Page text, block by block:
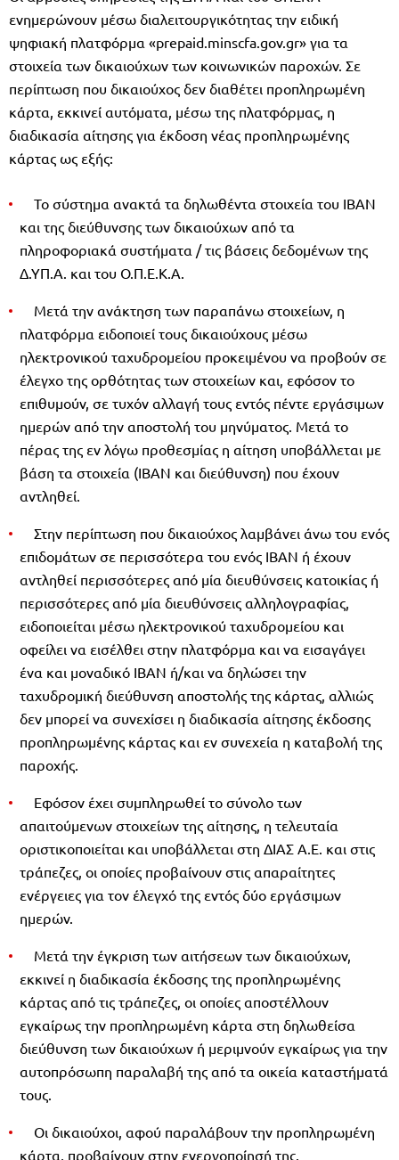
ενημερώνουν μέσω διαλειτουργικότητας την ειδική
ψηφιακή πλατφόρμα «prepaid.minscfa.gov.gr» για τα
στοιχεία των δικαιούχων των κοινωνικών παροχών. Σε
περίπτωση που δικαιούχος δεν διαθέτει προπληρωμένη
κάρτα, εκκινεί αυτόματα, μέσω της πλατφόρμας, η
διαδικασία αίτησης για έκδοση νέας προπληρωμένης
κάρτας ως εξής:
Το σύστημα ανακτά τα δηλωθέντα στοιχεία του ΙΒΑΝ
και της διεύθυνσης των δικαιούχων από τα
πληροφοριακά συστήματα / τις βάσεις δεδομένων της
Δ.ΥΠ.Α. και του Ο.Π.Ε.Κ.Α.
Μετά την ανάκτηση των παραπάνω στοιχείων, η
πλατφόρμα ειδοποιεί τους δικαιούχους μέσω
ηλεκτρονικού ταχυδρομείου προκειμένου να προβούν σε
έλεγχο της ορθότητας των στοιχείων και, εφόσον το
επιθυμούν, σε τυχόν αλλαγή τους εντός πέντε εργάσιμων
ημερών από την αποστολή του μηνύματος. Μετά το
πέρας της εν λόγω προθεσμίας η αίτηση υποβάλλεται με
βάση τα στοιχεία (ΙΒΑΝ και διεύθυνση) που έχουν
αντληθεί.
Στην περίπτωση που δικαιούχος λαμβάνει άνω του ενός
επιδομάτων σε περισσότερα του ενός IBAN ή έχουν
αντληθεί περισσότερες από μία διευθύνσεις κατοικίας ή
περισσότερες από μία διευθύνσεις αλληλογραφίας,
ειδοποιείται μέσω ηλεκτρονικού ταχυδρομείου και
οφείλει να εισέλθει στην πλατφόρμα και να εισαγάγει
ένα και μοναδικό IBAN ή/και να δηλώσει την
ταχυδρομική διεύθυνση αποστολής της κάρτας, αλλιώς
δεν μπορεί να συνεχίσει η διαδικασία αίτησης έκδοσης
προπληρωμένης κάρτας και εν συνεχεία η καταβολή της
παροχής.
Εφόσον έχει συμπληρωθεί το σύνολο των
απαιτούμενων στοιχείων της αίτησης, η τελευταία
οριστικοποιείται και υποβάλλεται στη ΔΙΑΣ Α.Ε. και στις
τράπεζες, οι οποίες προβαίνουν στις απαραίτητες
ενέργειες για τον έλεγχό της εντός δύο εργάσιμων
ημερών.
Μετά την έγκριση των αιτήσεων των δικαιούχων,
εκκινεί η διαδικασία έκδοσης της προπληρωμένης
κάρτας από τις τράπεζες, οι οποίες αποστέλλουν
εγκαίρως την προπληρωμένη κάρτα στη δηλωθείσα
διεύθυνση των δικαιούχων ή μεριμνούν εγκαίρως για την
αυτοπρόσωπη παραλαβή της από τα οικεία καταστήματά
τους.
Οι δικαιούχοι, αφού παραλάβουν την προπληρωμένη
κάρτα, προβαίνουν στην ενεργοποίησή της.